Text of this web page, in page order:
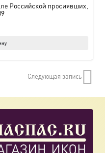
Российской просиявших,
Следующая запись